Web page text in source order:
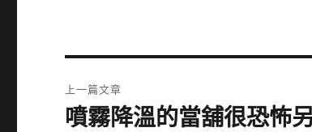
章
上一篇文章
上
噴霧降溫的當舖很恐怖